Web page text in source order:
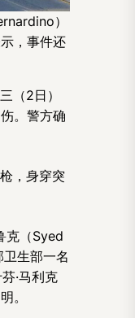
）
，事件还
（2日）
。警方确
，身穿突
克（Syed
生部一名
·马利克
。